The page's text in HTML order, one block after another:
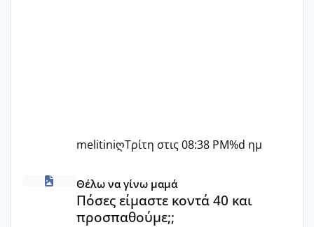
melitiniღΤρίτη στις 08:38 PM%d ημ
Πόσες είμαστε κοντά 40 και προσπαθούμε;;
Θέλω να γίνω μαμά
Πόσες είμαστε κοντά 40 και
προσπαθούμε;;